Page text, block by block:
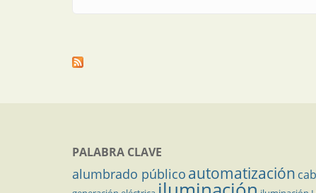
PALABRA CLAVE
alumbrado público automatización